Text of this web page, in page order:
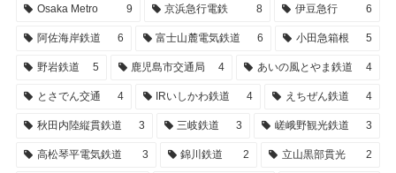
Osaka Metro 9 京浜急行電鉄 8 伊豆急行 6
阿佐海岸鉄道 6 富士山麓電気鉄道 6 小田急箱根 5
野岩鉄道 5 鹿児島市交通局 4 あいの風とやま鉄道 4
とさでん交通 4 IRいしかわ鉄道 4 えちぜん鉄道 4
秋田内陸縦貫鉄道 3 三岐鉄道 3 嵯峨野観光鉄道 3
高松琴平電気鉄道 3 錦川鉄道 2 立山黒部貫光 2